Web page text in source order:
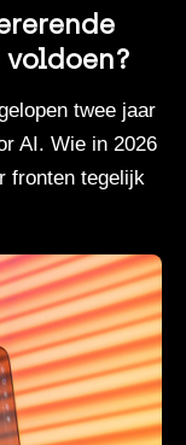
twee jaar
AI. Wie in 2026
fronten tegelijk